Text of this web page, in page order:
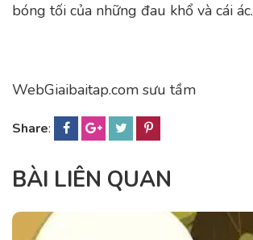
bóng tối của những đau khổ và cái ác.
WebGiaibaitap.com sưu tầm
Share:
BÀI LIÊN QUAN